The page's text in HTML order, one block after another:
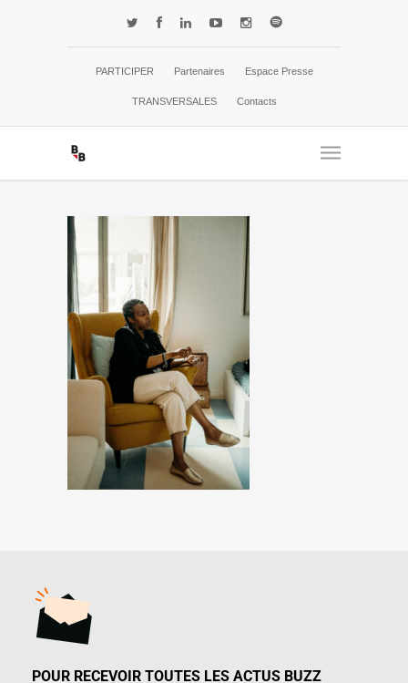
PARTICIPER Partenaires Espace Presse
TRANSVERSALES Contacts
POUR RECEVOIR TOUTES LES ACTUS BUZZ